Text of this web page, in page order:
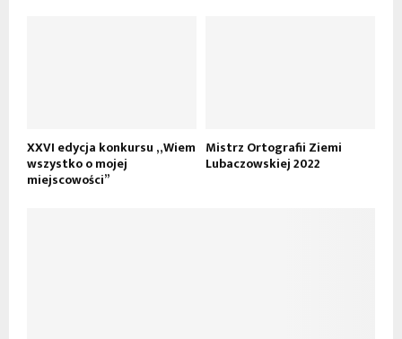
XXVI edycja konkursu „Wiem
wszystko o mojej
miejscowości”
Mistrz Ortografii Ziemi
Lubaczowskiej 2022